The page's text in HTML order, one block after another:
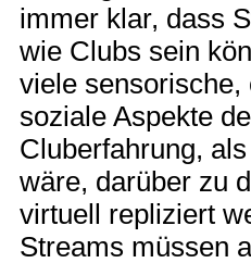
immer klar, dass
wie Clubs sein
viele sensorische,
soziale Aspekte
Cluberfahrung,
wäre, darüber zu
virtuell repliziert
Streams müssen